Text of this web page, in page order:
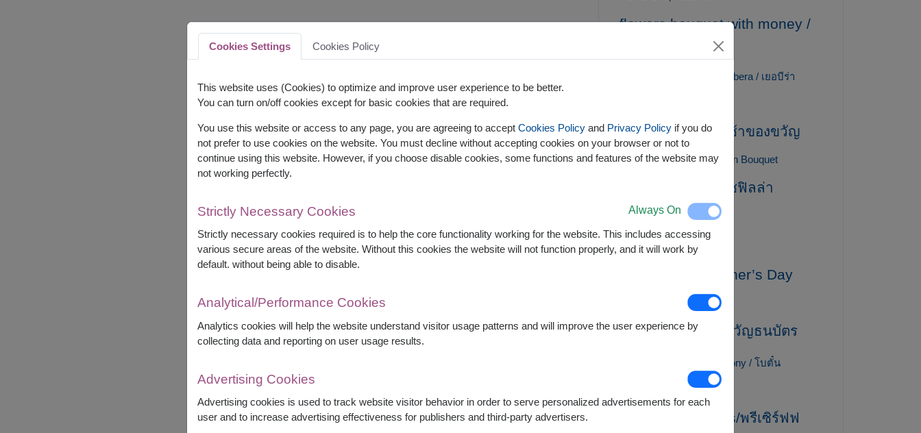
flowers bouquet with money /
ช่อเงิน / ช่อแบงค์
gerbera / เยอบีร่า
gift basket / กระเช้าของขวัญ
Gift for mom Graduation Bouquet
gypsophila / ยิปโซฟิลล่า
Healthy Baskets
Hydrangea / ไฮเดรนเยีย
International Mother’s Day
MoneyGift / ของขวัญธนบัตร
peony / โบตั๋น
Peony / ดอกโบตั๋น
preserved flowers/พรีเซิร์ฟฟ
Cookies Settings Cookies Policy
This website uses (Cookies) to optimize and improve user experience to be better.
You can turn on/off cookies except for basic cookies that are required.
You use this website or access to any page, you are agreeing to accept Cookies Policy and Privacy Policy if you do
not prefer to use cookies on the website. You must decline without accepting cookies on your browser or not to
continue using this website. However, if you choose disable cookies, some functions and features of the website may
not working perfectly.
Strictly Necessary Cookies Always On
Strictly necessary cookies required is to help the core functionality working for the website. This includes accessing
various secure areas of the website. Without this cookies the website will not function properly, and it will work by
default. without being able to disable.
Analytical/Performance Cookies
Analytics cookies will help the website understand visitor usage patterns and will improve the user experience by
collecting data and reporting on user usage results.
Advertising Cookies
Advertising cookies is used to track website visitor behavior in order to serve personalized advertisements for each
user and to increase advertising effectiveness for publishers and third-party advertisers.